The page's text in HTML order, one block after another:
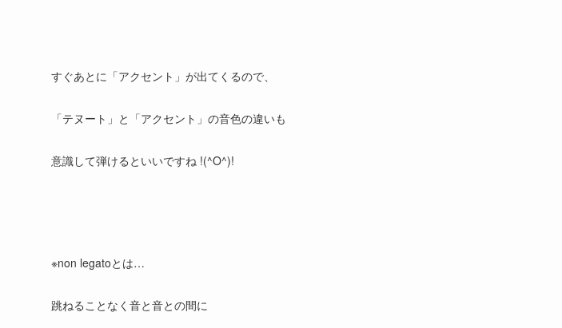
すぐあとに「アクセント」が出てくるので、
「テヌート」と「アクセント」の音色の違いも
意識して弾けるといいですね !(^O^)!
※non legatoとは…
跳ねることなく音と音との間に